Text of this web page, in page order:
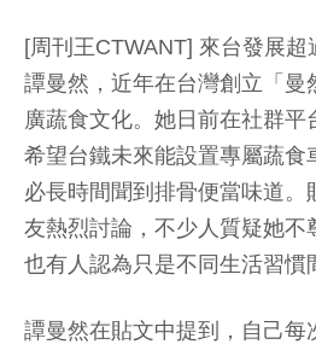
[周刊王CTWANT] 來台發展
譚曼然，近年在台灣創立「曼
廣蔬食文化。她日前在社群平
希望台鐵未來能設置專屬蔬食
必長時間聞到排骨便當味道。
友熱烈討論，不少人質疑她不
也有人認為只是不同生活習慣
譚曼然在貼文中提到，自己每